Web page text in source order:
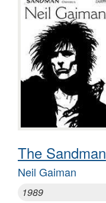
The Sandman
Neil Gaiman
1989